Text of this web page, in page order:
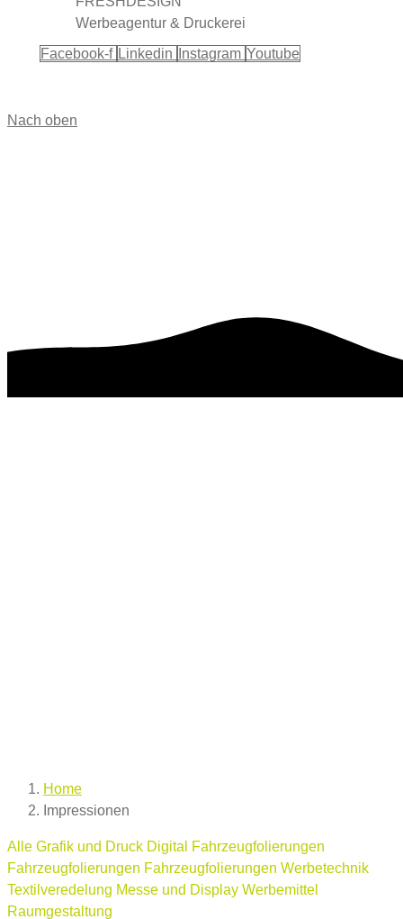
Werbeagentur & Druckerei
Facebook-f Linkedin Instagram Youtube
Nach oben
Home
Impressionen
Alle Grafik und Druck Digital
Fahrzeugfolierungen
Fahrzeugfolierungen Fahrzeugfolierungen Werbetechnik
Textilveredelung Messe und Display Werbemittel
Raumgestaltung